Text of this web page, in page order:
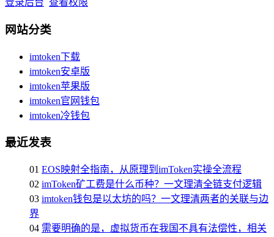
登录后台 查看权限
网站分类
imtoken下载
imtoken安卓版
imtoken苹果版
imtoken官网钱包
imtoken冷钱包
最近发表
01 EOS映射全指南，从原理到imToken实操全流程
02 imToken矿工费是什么币种？一文理清全链支付逻辑
03 imtoken钱包是以太坊的吗？一文理清两者的关联与边
界
04 需要明确的是，虚拟货币在我国不具有法偿性，相关